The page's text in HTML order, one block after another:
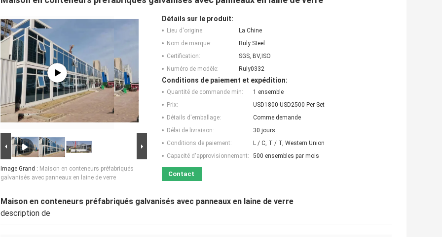
Image Grand : Maison en conteneurs préfabriqués
galvanisés avec panneaux en laine de verre
Détails sur le produit:
Lieu d'origine:
La Chine
Nom de marque:
Ruly Steel
Certification:
SGS, BV,ISO
Numéro de modèle:
Ruly0332
Conditions de paiement et expédition:
Quantité de commande min:
1 ensemble
Prix:
USD1800-USD2500 Per Set
Détails d'emballage:
Comme demande
Délai de livraison:
30 jours
Conditions de paiement:
L / C, T / T, Western Union
Capacité d'approvisionnement:
500 ensembles par mois
Contact
Maison en conteneurs préfabriqués galvanisés avec panneaux en laine de verre
description de